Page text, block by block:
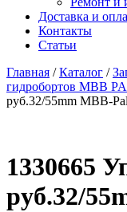
Доставка и
Контакты
Статьи
Главная /Каталог /
гидробортов MBB
руб.32/55mm MBB-
1330665
руб.32/